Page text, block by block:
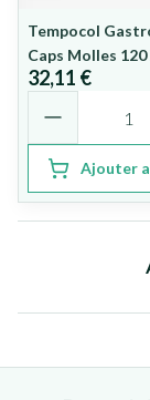
Tempocol
Caps Molles 120
32,11 €
Ajouter